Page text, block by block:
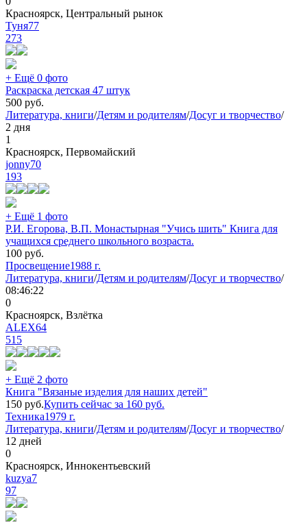
Красноярск, Центральный рынок
Туня77
273
+ Ещё 0 фото
Раскраска детская 47 штук
500 руб.
Литература, книги/Детям и родителям/Досуг и творчество/
2 дня
1
Красноярск, Первомайский
jonny70
193
+ Ещё 1 фото
Р.И. Егорова, В.П. Монастырная "Учись шить" Книга для
учащихся среднего школьного возраста.
100 руб.
Просвещение1988 г.
Литература, книги/Детям и родителям/Досуг и творчество/
08:46:22
0
Красноярск, Взлётка
ALEX64
515
+ Ещё 2 фото
Книга "Вязаные изделия для наших детей"
150 руб.Купить сейчас за 160 руб.
Техника1979 г.
Литература, книги/Детям и родителям/Досуг и творчество/
12 дней
0
Красноярск, Иннокентьевский
kuzya7
97